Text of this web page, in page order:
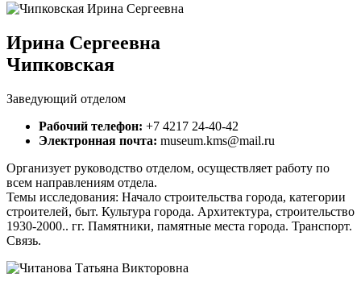
Ирина Сергеевна
Чипковская
Заведующий отделом
Рабочий телефон: +7 4217 24-40-42
Электронная почта: museum.kms@mail.ru
Организует руководство отделом, осуществляет работу по
всем направлениям отдела.
Темы исследования: Начало строительства города, категории
строителей, быт. Культура города. Архитектура, строительство
1930-2000.. гг. Памятники, памятные места города. Транспорт.
Связь.